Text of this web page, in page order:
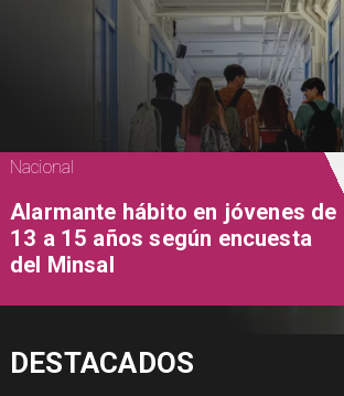
Nacional
Alarmante hábito en jóvenes de
13 a 15 años según encuesta
del Minsal
DESTACADOS